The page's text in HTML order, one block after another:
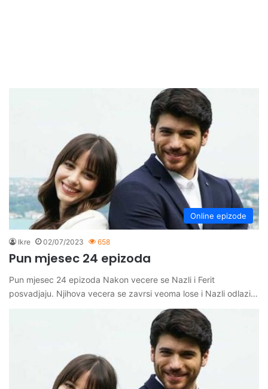
Online epizode
Ikre 02/07/2023 658
Pun mjesec 24 epizoda
Pun mjesec 24 epizoda Nakon vecere se Nazli i Ferit
posvadjaju. Njihova vecera se zavrsi veoma lose i Nazli odlazi…